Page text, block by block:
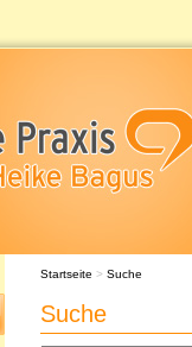
Startseite > Suche
Suche